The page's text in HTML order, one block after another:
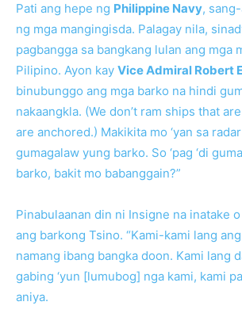
Pati ang hepe ng Philippine Navy,
ng mga mangingisda. Palagay nila,
pagbangga sa bangkang lulan ang mga
Pilipino. Ayon kay Vice Admiral Robert
binubunggo ang mga barko na hindi
nakaangkla. (We don’t ram ships that
are anchored.) Makikita mo ‘yan sa radar
gumagalaw yung barko. So ‘pag ‘di
barko, bakit mo babanggain?”
Pinabulaanan din ni Insigne na inatake
ang barkong Tsino. “Kami-kami lang
namang ibang bangka doon. Kami lang
gabing ‘yun [lumubog] nga kami, kami
aniya.